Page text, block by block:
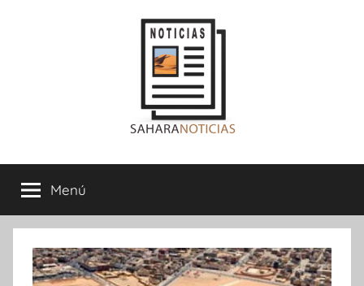
Sahara
Noticias
Menú